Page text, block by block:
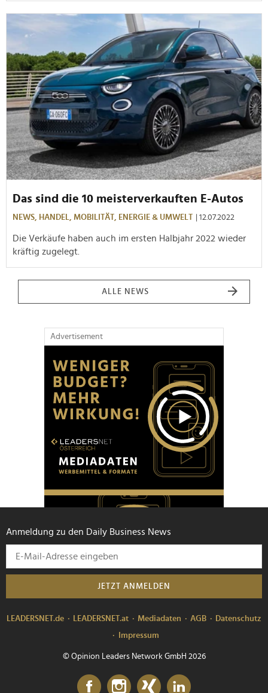
Das sind die 10 meisterverkauften E-Autos
NEWS, HANDEL, MOBILITÄT, ENERGIE & UMWELT | 12.07.2022
Die Verkäufe haben auch im ersten Halbjahr 2022 wieder
kräftig zugelegt.
ALLE NEWS
Advertisement
Anmeldung zu den Daily Business News
JETZT ANMELDEN
LEADERSNET.de LEADERSNET.at Mediadaten AGB
Datenschutz
Impressum
© Opinion Leaders Network GmbH 2026